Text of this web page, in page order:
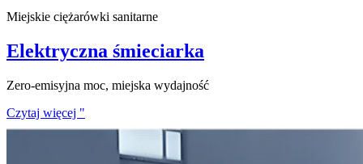
Miejskie ciężarówki sanitarne
Elektryczna śmieciarka
Zero-emisyjna moc, miejska wydajność
Czytaj więcej "